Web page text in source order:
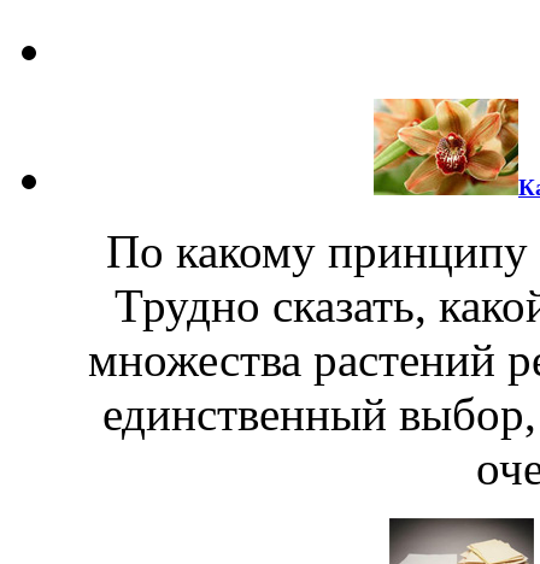
По какому принципу
Трудно сказать,
множества растений
единственный